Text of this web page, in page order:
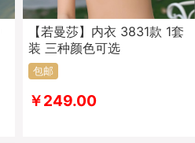
【若曼莎】内衣 3831款 1套
装 三种颜色可选
包邮
￥249.00